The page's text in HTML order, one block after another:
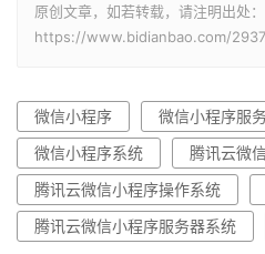
原创文章，如若转载，请注明出处：
https://www.bidianbao.com/
微信小程序
微信小程序服
微信小程序系统
腾讯云微
腾讯云微信小程序操作系统
腾讯云微信小程序服务器系统